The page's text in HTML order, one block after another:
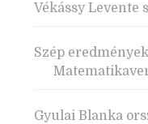
Vékássy Levente
Szép
Gyulai Blanka